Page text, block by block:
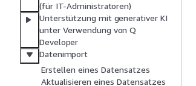
(für IT-Administratoren)
Unterstützung mit generativer KI
unter Verwendung von Q
Developer
Datenimport
Erstellen eines Datensatzes
Aktualisieren eines Datensatzes